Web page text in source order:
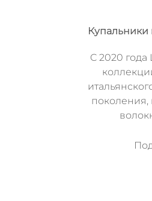
Купальники
C 2020 года
поколения,